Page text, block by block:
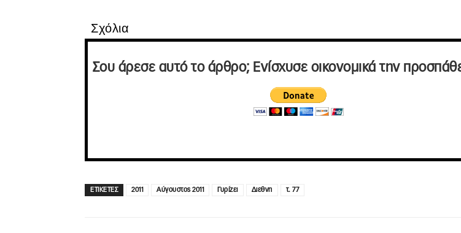
Σχόλια
Σου άρεσε αυτό το άρθρο; Ενίσχυσε οικονομικά την
ΕΤΙΚΕΤΕΣ 2011 Αύγουστος 2011 Γυρίζει Διεθνη τ. 77